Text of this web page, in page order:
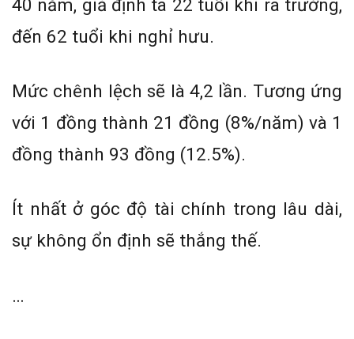
40 năm, giả định ta 22 tuổi khi ra trường,
đến 62 tuổi khi nghỉ hưu.
Mức chênh lệch sẽ là 4,2 lần. Tương ứng
với 1 đồng thành 21 đồng (8%/năm) và 1
đồng thành 93 đồng (12.5%).
Ít nhất ở góc độ tài chính trong lâu dài,
sự không ổn định sẽ thắng thế.
…